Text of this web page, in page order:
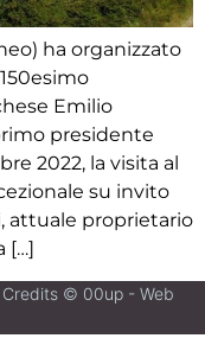
ha organizzato
Emilio
presidente
2022, la visita al
su invito
attuale proprietario
[…]
Credits © 00up - Web